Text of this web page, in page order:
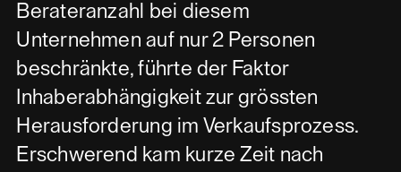
Berateranzahl bei diesem
Unternehmen auf nur 2 Personen
beschränkte, führte der Faktor
Inhaberabhängigkeit zur grössten
Herausforderung im Verkaufsprozess.
Erschwerend kam kurze Zeit nach